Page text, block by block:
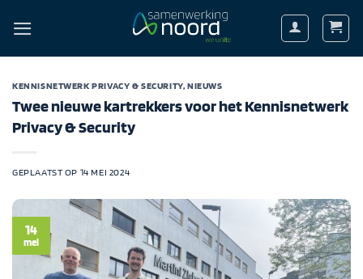
naar
KENNISNETWERK PRIVACY & SECURITY,NIEUWS
Twee nieuwe kartrekkers voor het Kennisnetwerk
Privacy & Security
GEPLAATST OP 14 MEI 2024
14
mei